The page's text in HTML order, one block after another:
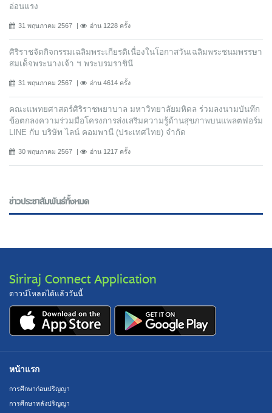
อ่อนแรง
31 พฤษภาคม 2567 อ่าน 1228 ครั้ง
ศิริราชจัดกิจกรรมเฉลิมพระเกียรติเนื่องในโอกาสวันเฉลิมพระชนมพรรษา
สมเด็จพระนางเจ้า ฯ พระบรมราชินี
31 พฤษภาคม 2567 อ่าน 4614 ครั้ง
คณะแพทยศาสตร์ศิริราชพยาบาล มหาวิทยาลัยมหิดล ร่วมลงนามบันทึก
ข้อตกลงความร่วมมือโครงการส่งเสริมความรู้ด้านสุขภาพบนแพลตฟอร์ม
LINE กับ บริษัท ไลน์ คอมพานี (ประเทศไทย) จํากัด
30 พฤษภาคม 2567 อ่าน 1217 ครั้ง
ข่าวประชาสัมพันธ์ทั้งหมด
Siriraj Connect Application
ดาวน์โหลดได้แล้ววันนี้
หน้าแรก
การศึกษาก่อนปริญญา
การศึกษาหลังปริญญา